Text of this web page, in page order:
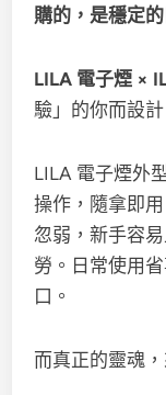
購的，是穩定
LILA 電子煙 ×
驗」的你而設計
LILA 電子煙外
操作，隨拿即
忽弱，新手容
勞。日常使用
口。
而真正的靈魂